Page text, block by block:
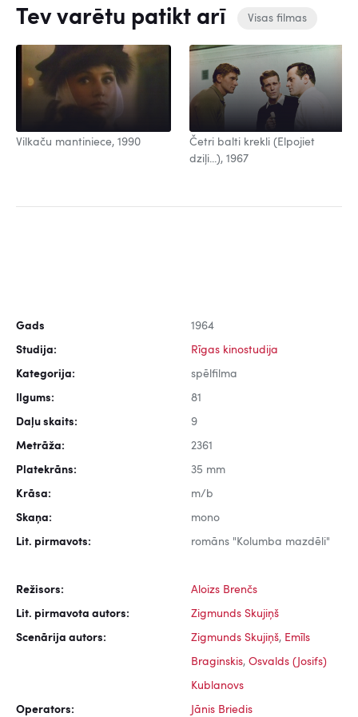
Tev varētu patikt arī Visas filmas
Vilkaču mantiniece, 1990
Četri balti krekli (Elpojiet
dziļi...), 1967
Gads 1964
Studija: Rīgas kinostudija
Kategorija: spēlfilma
Ilgums: 81
Daļu skaits: 9
Metrāža: 2361
Platekrāns: 35 mm
Krāsa: m/b
Skaņa: mono
Lit. pirmavots: romāns "Kolumba mazdēli"
Režisors: Aloizs Brenčs
Lit. pirmavota autors: Zigmunds Skujiņš
Scenārija autors: Zigmunds Skujiņš, Emīls
Braginskis, Osvalds (Josifs)
Kublanovs
Operators: Jānis Briedis